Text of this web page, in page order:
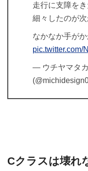
走行に支障を
細々したのが次
なかなか手が
pic.twitter.com/
— ウチヤマタ
Cクラスは壊れ